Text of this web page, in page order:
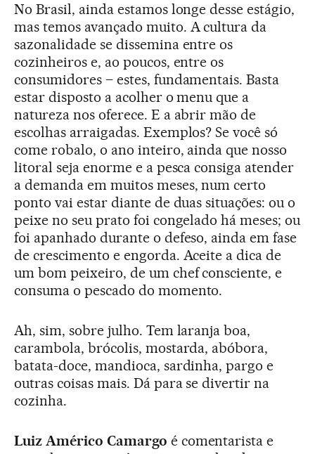
No Brasil, ainda estamos longe desse estágio,
mas temos avançado muito. A cultura da
sazonalidade se dissemina entre os
cozinheiros e, ao poucos, entre os
consumidores – estes, fundamentais. Basta
estar disposto a acolher o menu que a
natureza nos oferece. E a abrir mão de
escolhas arraigadas. Exemplos? Se você só
come robalo, o ano inteiro, ainda que nosso
litoral seja enorme e a pesca consiga atender
a demanda em muitos meses, num certo
ponto vai estar diante de duas situações: ou o
peixe no seu prato foi congelado há meses; ou
foi apanhado durante o defeso, ainda em fase
de crescimento e engorda. Aceite a dica de
um bom peixeiro, de um chef consciente, e
consuma o pescado do momento.
Ah, sim, sobre julho. Tem laranja boa,
carambola, brócolis, mostarda, abóbora,
batata-doce, mandioca, sardinha, pargo e
outras coisas mais. Dá para se divertir na
cozinha.
Luiz Américo Camargo é comentarista e